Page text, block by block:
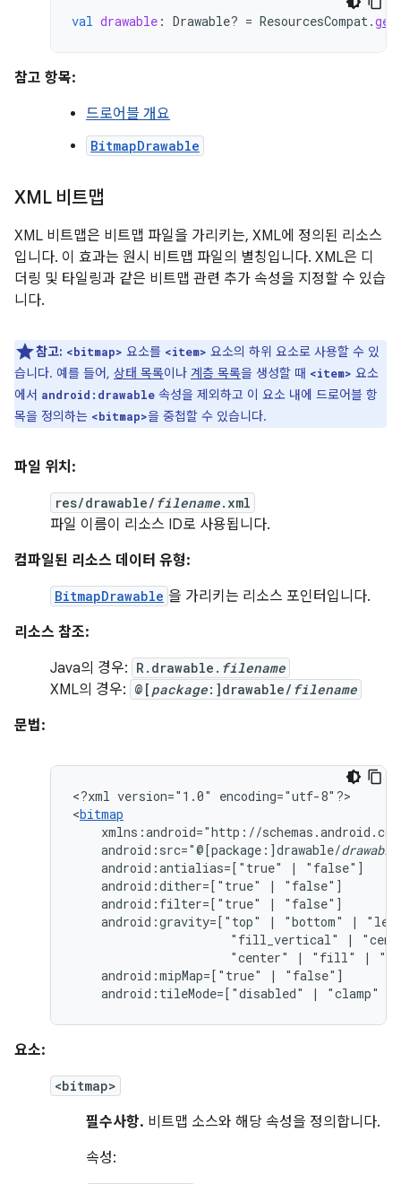
val drawable : Drawable? = ResourcesCompat.
참고 항목:
드로어블 개요
BitmapDrawable
XML 비트맵
XML 비트맵은 비트맵 파일을 가리키는, XML에 정의된 리소스
입니다. 이 효과는 원시 비트맵 파일의 별칭입니다. XML은 디
더링 및 타일링과 같은 비트맵 관련 추가 속성을 지정할 수 있습
니다.
참고: <bitmap> 요소를 <item> 요소의 하위 요소로 사용할 수 있
습니다. 예를 들어, 상태 목록이나 계층 목록을 생성할 때 <item> 요소
에서 android:drawable 속성을 제외하고 이 요소 내에 드로어블 항
목을 정의하는 <bitmap>을 중첩할 수 있습니다.
파일 위치:
res/drawable/ filename.xml
파일 이름이 리소스 ID로 사용됩니다.
컴파일된 리소스 데이터 유형:
BitmapDrawable 을 가리키는 리소스 포인터입니다.
리소스 참조:
Java의 경우: R.drawable. filename
XML의 경우: @[ package:]drawable/ filename
문법:
<?xml version="1.0"
encoding="utf-8"?>
<bitmap
android:src="@[package:]drawable/
android:antialias=["true"
|
android:dither=["true"
|
android:filter=["true"
|
android:gravity=["top"
| "bottom" |
"fill_vertical"
|
"center"
| "fill" |
android:mipMap=["true"
|
android:tileMode=["disabled"
| "clamp"
요소:
<bitmap>
필수사항. 비트맵 소스와 해당 속성을 정의합니다.
속성: